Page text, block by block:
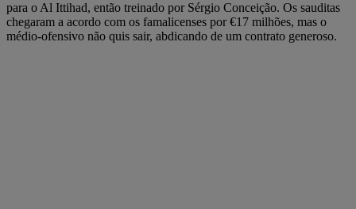
para o Al Ittihad, então treinado por Sérgio Conceição. Os sauditas
chegaram a acordo com os famalicenses por €17 milhões, mas o
médio-ofensivo não quis sair, abdicando de um contrato generoso.